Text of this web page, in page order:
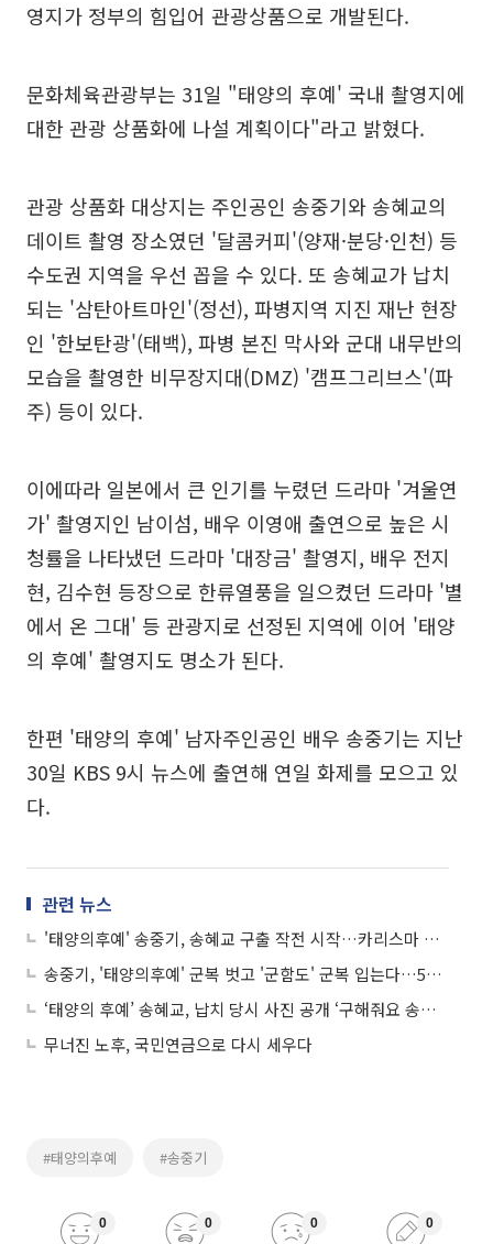
영지가 정부의 힘입어 관광상품으로 개발된다.
문화체육관광부는 31일 "태양의 후예' 국내 촬영지에
대한 관광 상품화에 나설 계획이다"라고 밝혔다.
관광 상품화 대상지는 주인공인 송중기와 송혜교의
데이트 촬영 장소였던 '달콤커피'(양재·분당·인천) 등
수도권 지역을 우선 꼽을 수 있다. 또 송혜교가 납치
되는 '삼탄아트마인'(정선), 파병지역 지진 재난 현장
인 '한보탄광'(태백), 파병 본진 막사와 군대 내무반의
모습을 촬영한 비무장지대(DMZ) '캠프그리브스'(파
주) 등이 있다.
이에따라 일본에서 큰 인기를 누렸던 드라마 '겨울연
가' 촬영지인 남이섬, 배우 이영애 출연으로 높은 시
청률을 나타냈던 드라마 '대장금' 촬영지, 배우 전지
현, 김수현 등장으로 한류열풍을 일으켰던 드라마 '별
에서 온 그대' 등 관광지로 선정된 지역에 이어 '태양
의 후예' 촬영지도 명소가 된다.
한편 '태양의 후예' 남자주인공인 배우 송중기는 지난
30일 KBS 9시 뉴스에 출연해 연일 화제를 모으고 있
다.
관련 뉴스
'태양의후예' 송중기, 송혜교 구출 작전 시작…카리스마 눈빛 '포착'
송중기, '태양의후예' 군복 벗고 '군함도' 군복 입는다…5월 촬영 스타트
‘태양의 후예’ 송혜교, 납치 당시 사진 공개 ‘구해줘요 송중기’
무너진 노후, 국민연금으로 다시 세우다
#태양의후예 #송중기
0 0 0 0